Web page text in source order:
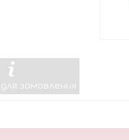
для замовлення